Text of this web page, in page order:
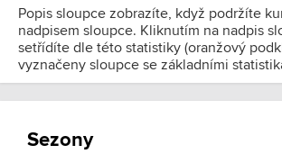
Popis sloupce zobrazíte, když podržíte
nadpisem sloupce. Kliknutím na nadpis
setřídíte dle této statistiky (oranžový
vyznačeny sloupce se základními
Sezony